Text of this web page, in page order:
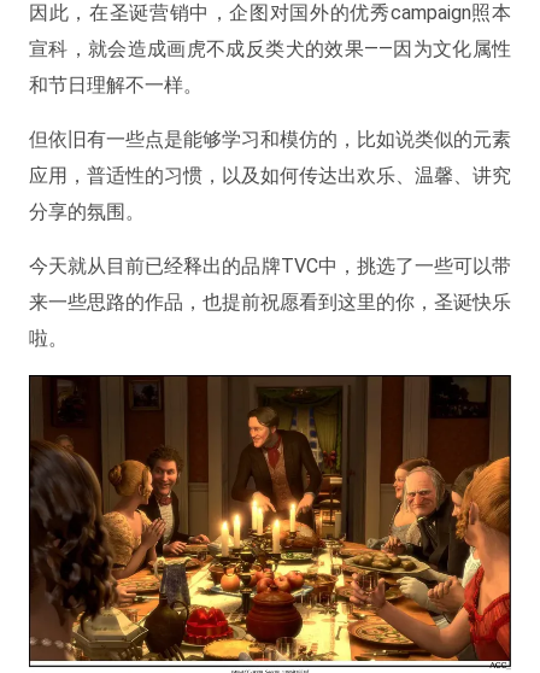
因此，在圣诞营销中，企图对国外的优秀campaign照本
宣科，就会造成画虎不成反类犬的效果——因为文化属性
和节日理解不一样。
但依旧有一些点是能够学习和模仿的，比如说类似的元素
应用，普适性的习惯，以及如何传达出欢乐、温馨、讲究
分享的氛围。
今天就从目前已经释出的品牌TVC中，挑选了一些可以带
来一些思路的作品，也提前祝愿看到这里的你，圣诞快乐
啦。